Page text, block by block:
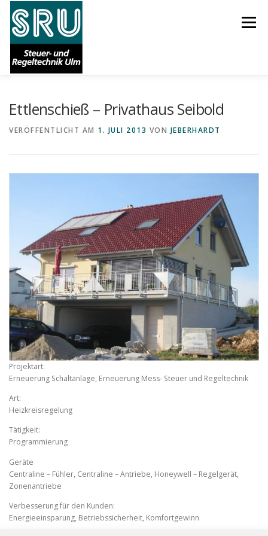
Inhalt
springen
Menü
START AKTUELLES ÜBER UNS KARRIERE
LEISTUNGEN REFERENZEN SUPPORT
IMPRESSUM
Ettlenschieß – Privathaus Seibold
VERÖFFENTLICHT AM 1. JULI 2013 VON JEBERHARDT
Projektart:
Erneuerung Schaltanlage, Erneuerung Mess- Steuer und Regeltechnik
Art:
Heizkreisregelung
Tätigkeit:
Programmierung
Geräte
Centraline – Fühler, Centraline – Antriebe, Honeywell – Regelgerät,
Zonenantriebe
Verbesserung für den Kunden:
Energieeinsparung, Betriebssicherheit, Komfortgewinn